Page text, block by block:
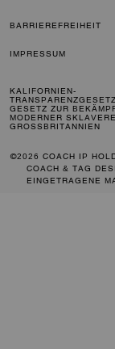
BARRIEREFREIHEIT
IMPRESSUM
KALIFORNIEN-
GESETZ ZUR
MODERNER
GROSSBRITANNIEN
©2026 COACH IP
COACH & TAG
EINGETRAGENE